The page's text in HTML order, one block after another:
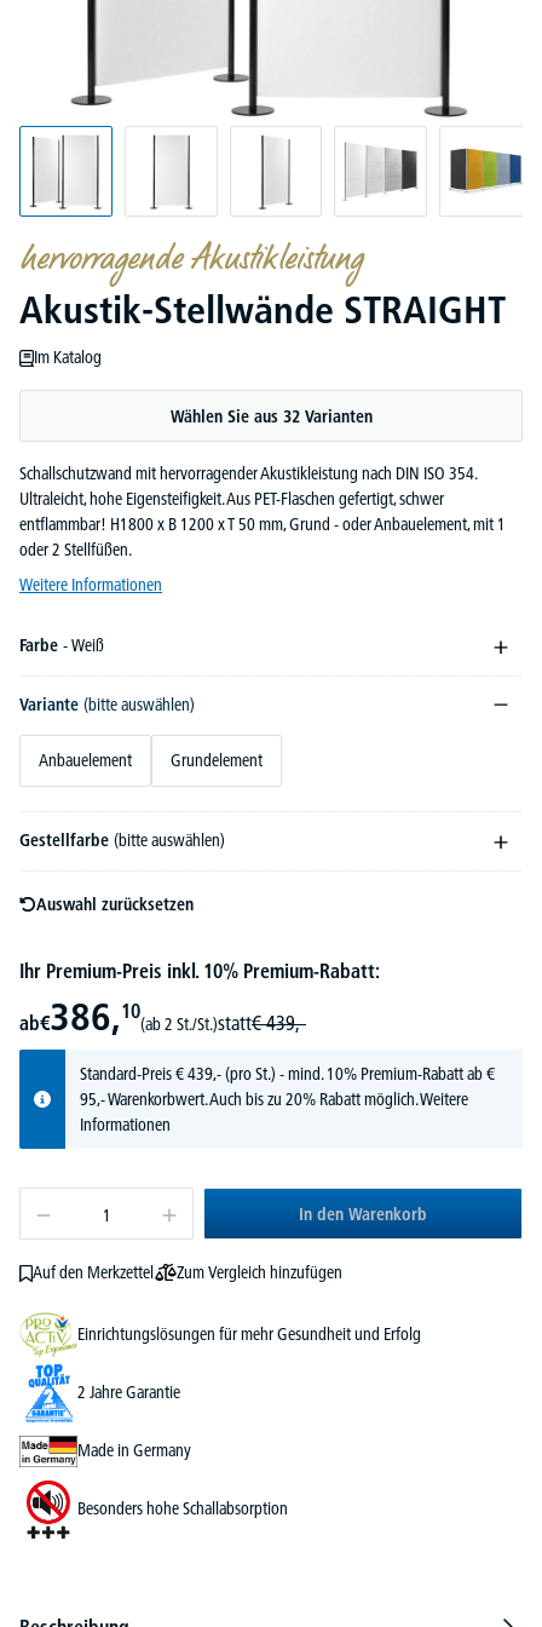
hervorragende Akustikleistung
Akustik-Stellwände STRAIGHT
Im Katalog
Wählen Sie aus 32 Varianten
Schallschutzwand mit hervorragender Akustikleistung nach DIN ISO 354.
Ultraleicht, hohe Eigensteifigkeit. Aus PET-Flaschen gefertigt, schwer
entflammbar! H1800 x B 1200 x T 50 mm, Grund - oder Anbauelement, mit 1
oder 2 Stellfüßen.
Weitere Informationen
Farbe - Weiß
Variante (bitte auswählen)
Anbauelement Grundelement
Gestellfarbe (bitte auswählen)
Auswahl zurücksetzen
Ihr Premium-Preis inkl. 10% Premium-Rabatt:
ab€386,10
(ab 2 St./St.)statt€ 439,-
Standard-Preis€439,-(pro St.) - mind. 10% Premium-Rabatt ab €
95,- Warenkorbwert. Auch bis zu 20% Rabatt möglich.Weitere
Informationen
In den Warenkorb
Auf den Merkzettel Zum Vergleich hinzufügen
Einrichtungslösungen für mehr Gesundheit und Erfolg
2 Jahre Garantie
Made in Germany
Besonders hohe Schallabsorption